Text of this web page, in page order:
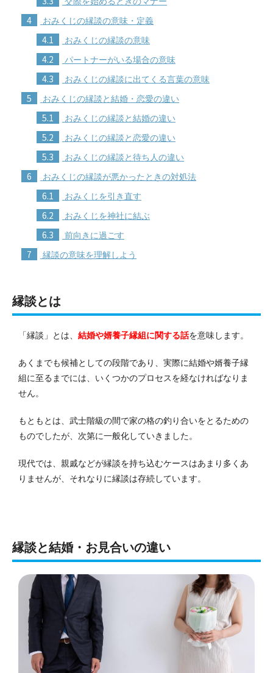
4 おみくじの縁談の意味・定義
4.1 おみくじの縁談の意味
4.2 パートナーがいる場合の意味
4.3 おみくじの縁談に出てくる言葉の意味
5 おみくじの縁談と結婚・恋愛の違い
5.1 おみくじの縁談と結婚の違い
5.2 おみくじの縁談と恋愛の違い
5.3 おみくじの縁談と待ち人の違い
6 おみくじの縁談が悪かったときの対処法
6.1 おみくじを引き直す
6.2 おみくじを神社に結ぶ
6.3 前向きに過ごす
7 縁談の意味を理解しよう
縁談とは
「縁談」とは、 結婚や婿養子縁組に関する話を意味します。
あくまでも候補としての段階であり、実際に結婚や婿養子縁
組に至るまでには、いくつかのプロセスを経なければなりま
せん。
もともとは、武士階級の間で家の格の釣り合いをとるための
ものでしたが、次第に一般化していきました。
現代では、親戚などが縁談を持ち込むケースはあまり多くあ
りませんが、それなりに縁談は存続しています。
縁談と結婚・お見合いの違い